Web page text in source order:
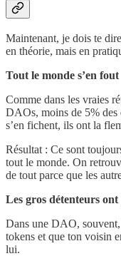
Maintenant, je dois te
en théorie, mais en
Tout le monde s’en fout
Comme dans les vraies
DAOs, moins de 5% des
s’en fichent, ils ont la
Résultat : Ce sont
tout le monde. On
de tout parce que les
Les gros détenteurs
Dans une DAO,
tokens et que ton voisin
lui.